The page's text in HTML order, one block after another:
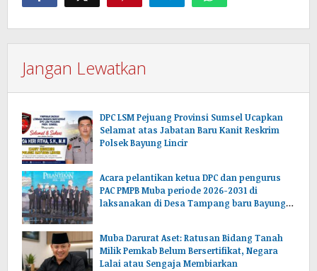
Jangan Lewatkan
DPC LSM Pejuang Provinsi Sumsel Ucapkan
Selamat atas Jabatan Baru Kanit Reskrim
Polsek Bayung Lincir
Acara pelantikan ketua DPC dan pengurus
PAC PMPB Muba periode 2026-2031 di
laksanakan di Desa Tampang baru Bayung
Muba Darurat Aset: Ratusan Bidang Tanah
Milik Pemkab Belum Bersertifikat, Negara
Lalai atau Sengaja Membiarkan